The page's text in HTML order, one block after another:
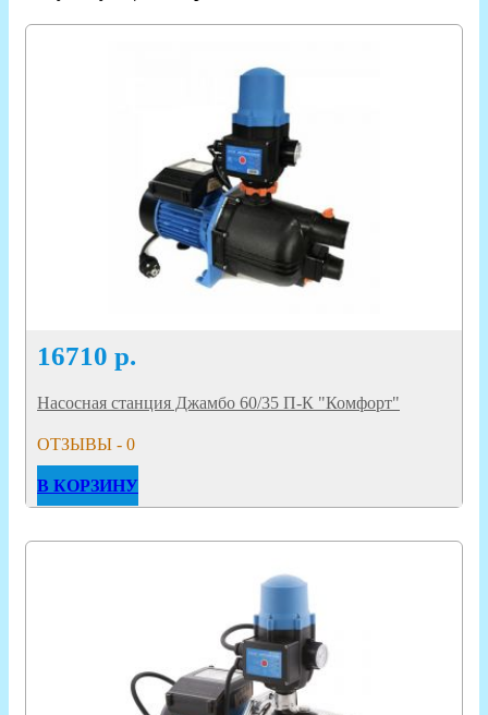
16710 р.
Насосная станция Джамбо 60/35 П-К "Комфорт"
ОТЗЫВЫ - 0
В КОРЗИНУ